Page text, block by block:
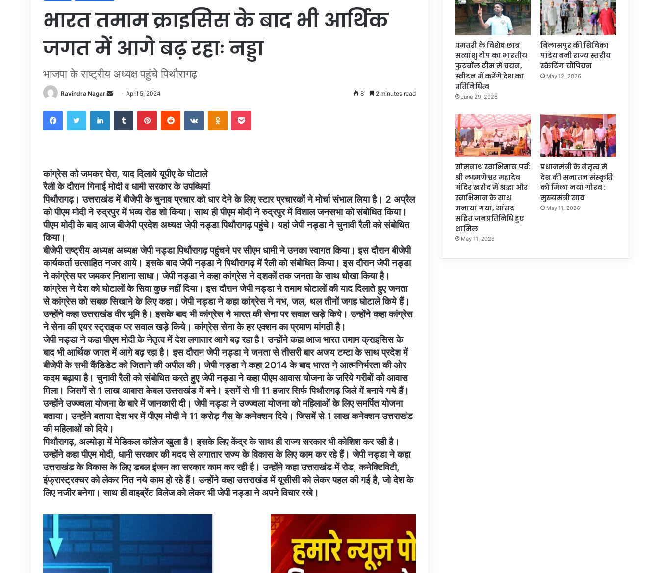
भारत तमाम क्राइसिस के बाद भी आर्थिक
जगत में आगे बढ़ रहाः नड्डा
भाजपा के राष्ट्रीय अध्यक्ष पहुंचे पिथौरागढ़
Ravindra Nagar
Send
email
April 5, 2024 8 2 minutes read
FacebookTwitter LinkedInTumblr PinterestReddit VKontakteOdnoklassniki
Pocket
कांग्रेस को जमकर घेरा, याद दिलाये यूपीए के घोटाले
रैली के दौरान गिनाई मोदी व धामी सरकार के उपब्धियां
पिथौरागढ़। उत्तराखंड में बीजेपी के चुनाव प्रचार को धार देने के लिए स्टार प्रचारकों ने मोर्चा संभाल लिया है। 2 अप्रैल
को पीएम मोदी ने रुद्रपुर में भव्य रोड शो किया। साथ ही पीएम मोदी ने रुद्रपुर में विशाल जनसभा को संबोधित किया।
पीएम मोदी के बाद आज बीजेपी प्रदेश अध्यक्ष जेपी नड्डा पिथौरागढ़ पहुंचे। यहां जेपी नड्डा ने चुनावी रैली को संबोधित
किया।
बीजेपी राष्ट्रीय अध्यक्ष अध्यक्ष जेपी नड्डा पिथौरागढ़ पहुंचने पर सीएम धामी ने उनका स्वागत किया। इस दौरान बीजेपी
कार्यकर्ता उत्साहित नजर आये। इसके बाद जेपी नड्डा ने पिथौरागढ़ में रैली को संबोधित किया। इस दौरान जेपी नड्डा
ने कांग्रेस पर जमकर निशाना साधा। जेपी नड्डा ने कहा कांग्रेस ने दशकों तक जनता के साथ धोखा किया है।
कांग्रेस ने देश को घोटालों के सिवा कुछ नहीं दिया। इस दौरान जेपी नड्डा ने तमाम घोटालों की याद दिलाते हुए जनता
से कांग्रेस को सबक सिखाने के लिए कहा। जेपी नड्डा ने कहा कांग्रेस ने नभ, जल, थल तीनों जगह घोटाले किये हैं।
उन्होंने कहा उत्तराखंड वीर भूमि है। इसके बाद भी कांग्रेस ने भारत की सेना पर सवाल खड़े किये। उन्होंने कहा कांग्रेस
ने सेना की एयर स्ट्राइक पर सवाल खड़े किये। कांग्रेस सेना के हर एक्शन का प्रमाण मांगती है।
जेपी नड्डा ने कहा पीएम मोदी के नेतृत्व में देश लगातार आगे बढ़ रहा है। उन्होंने कहा आज भारत तमाम क्राइसिस के
बाद भी आर्थिक जगत में आगे बढ़ रहा है। इस दौरान जेपी नड्डा ने जनता से तीसरी बार अजय टम्टा के साथ प्रदेश में
बीजेपी के सभी कैंडिडेट को जिताने की अपील की। जेपी नड्डा ने कहा 2014 के बाद भारत ने आत्मनिर्भरता की ओर
कदम बढ़ाया है। चुनावी रैली को संबोधित करते हुए जेपी नड्डा ने कहा पीएम आवास योजना के जरिये गरीबों को आवास
मिला। जिसमें से 1 लाख आवास केवल उत्तराखंड में बने। इसमें से भी 11 हजार सिर्फ पिथौरागढ़ जिले में बनाये गये हैं।
उन्होंने उज्ज्वला योजना के बारे में जानकारी दी। जेपी नड्डा ने उज्ज्वला योजना को महिलाओं के लिए समर्पित योजना
बताया। उन्होंने बताया देश भर में पीएम मोदी ने 11 करोड़ गैस के कनेक्शन दिये। जिसमें से 1 लाख कनेक्शन उत्तराखंड
की महिलाओं को दिये।
पिथौरागढ़, अल्मोड़ा में मेडिकल कॉलेज खुला है। इसके लिए केंद्र के साथ ही राज्य सरकार भी कोशिश कर रही है।
उन्होंने कहा पीएम मोदी, धामी सरकार की मदद से लगातार राज्य के विकास के लिए काम कर रहे हैं। जेपी नड्डा ने कहा
उत्तराखंड के विकास के लिए डबल इंजन का सरकार काम कर रही है। उन्होंने कहा उत्तराखंड में रोड, कनेक्टिविटी,
इंफ्रास्ट्रक्चर को लेकर नित नये काम हो रहे हैं। उन्होंने कहा उत्तराखंड में यूसीसी को लेकर पहल की गई है, जो देश के
लिए नजीर बनेगा। साथ ही वाइब्रेंट विलेज को लेकर भी जेपी नड्डा ने अपने विचार रखे।
धमतरी के विशेष छात्र
सत्यांशु दीप का भारतीय
फुटबॉल टीम में चयन,
स्वीडन में करेंगे देश का
प्रतिनिधित्व
June 29, 2026
बिलासपुर की शिविका
पांडेय बनीं राज्य स्तरीय
स्केटिंग चौंपियन
May 12, 2026
सोमनाथ स्वाभिमान पर्व:
श्री लक्ष्मणेश्वर महादेव
मंदिर खरौद में श्रद्धा और
स्वाभिमान के साथ
मनाया गया, सांसद
सहित जनप्रतिनिधि हुए
शामिल
May 11, 2026
प्रधानमंत्री के नेतृत्व में
देश की सनातन संस्कृति
को मिला नया गौरव :
मुख्यमंत्री साय
May 11, 2026